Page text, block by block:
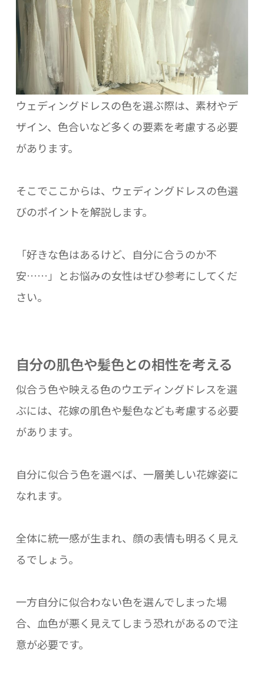
ウェディングドレスの色を選ぶ際は、素材やデ
ザイン、色合いなど多くの要素を考慮する必要
があります。
そこでここからは、ウェディングドレスの色選
びのポイントを解説します。
「好きな色はあるけど、自分に合うのか不
安……」とお悩みの女性はぜひ参考にしてくだ
さい。
自分の肌色や髪色との相性を考える
似合う色や映える色のウエディングドレスを選
ぶには、花嫁の肌色や髪色なども考慮する必要
があります。
自分に似合う色を選べば、一層美しい花嫁姿に
なれます。
全体に統一感が生まれ、顔の表情も明るく見え
るでしょう。
一方自分に似合わない色を選んでしまった場
合、血色が悪く見えてしまう恐れがあるので注
意が必要です。